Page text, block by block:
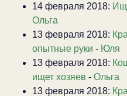
14 февраля 2018:
Ольга
13 февраля 2018:
опытные руки - Юля
13 февраля 2018:
ищет хозяев - Ольга
13 февраля 2018: